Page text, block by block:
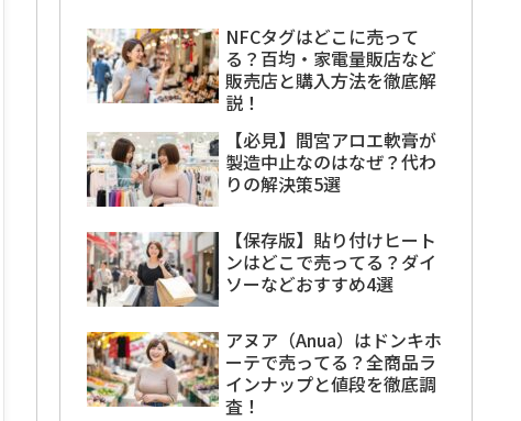
NFCタグはどこに売って
る？百均・家電量販店など
販売店と購入方法を徹底解
説！
【必見】間宮アロエ軟膏が
製造中止なのはなぜ？代わ
りの解決策5選
【保存版】貼り付けヒート
ンはどこで売ってる？ダイ
ソーなどおすすめ4選
アヌア（Anua）はドンキホ
ーテで売ってる？全商品ラ
インナップと値段を徹底調
査！